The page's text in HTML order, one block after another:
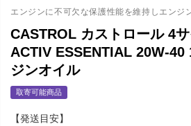
エンジンに不可欠な保護性能を維持しエンジ
CASTROL カストロール 4
ACTIV ESSENTIAL 20W-40
ジンオイル
取寄可能商品
【発送目安】